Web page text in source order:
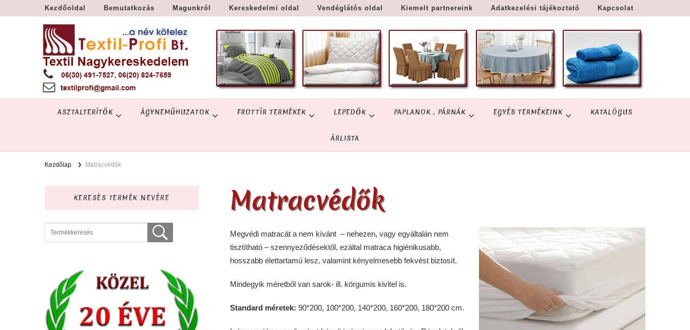
Kezdőoldal Bemutatkozás Magunkról Kereskedelmi oldal Vendéglátós oldal Kiemelt partnereink Adatkezelési tájékoztató Kapcsolat
Textil Győr
Textil nagykereskedelem – Győr
ASZTALTERÍTŐK ÁGYNEMŰHUZATOK FROTTÍR TERMÉKEK LEPEDŐK PAPLANOK , PÁRNÁK EGYÉB TERMÉKEINK KATALÓGUS
ÁRLISTA
Kezdőlap Matracvédők
Matracvédők
Megvédi matracát a nem kívánt – nehezen, vagy egyáltalán nem
tisztítható – szennyeződésektől, ezáltal matraca higiénikusabb,
hosszabb élettartamú lesz, valamint kényelmesebb fekvést biztosít.
Mindegyik méretből van sarok- ill. körgumis kivitel is.
Standard méretek: 90*200, 100*200, 140*200, 160*200, 180*200 cm.
KERESÉS TERMÉK NEVÉRE